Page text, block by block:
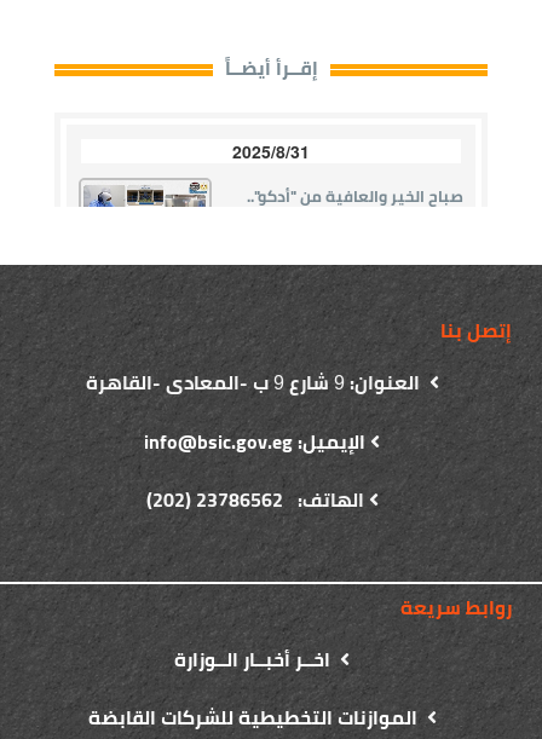
إتصل بنا
العنوان:9شارع9ب -المعادى -القاهرة
الإيميل: info@bsic.gov.eg
الهاتف: 23786562 (202)
روابط سريعة
اخــر أخبــار الــوزارة
الموازنات التخطيطية للشركات القابضة